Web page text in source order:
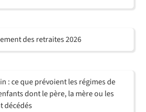
des retraites 2026
: ce que prévoient les régimes de
dont le père, la mère ou les
décédés